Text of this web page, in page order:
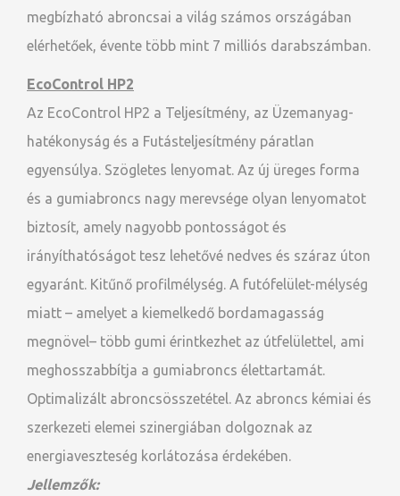
megbízható abroncsai a világ számos országában
elérhetőek, évente több mint 7 milliós darabszámban.
EcoControl HP2
Az EcoControl HP2 a Teljesítmény, az Üzemanyag-
hatékonyság és a Futásteljesítmény páratlan
egyensúlya. Szögletes lenyomat. Az új üreges forma
és a gumiabroncs nagy merevsége olyan lenyomatot
biztosít, amely nagyobb pontosságot és
irányíthatóságot tesz lehetővé nedves és száraz úton
egyaránt. Kitűnő profilmélység. A futófelület-mélység
miatt – amelyet a kiemelkedő bordamagasság
megnövel– több gumi érintkezhet az útfelülettel, ami
meghosszabbítja a gumiabroncs élettartamát.
Optimalizált abroncsösszetétel. Az abroncs kémiai és
szerkezeti elemei szinergiában dolgoznak az
energiaveszteség korlátozása érdekében.
Jellemzők: